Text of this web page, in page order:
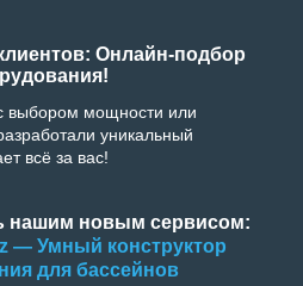
Онлайн-подбор
мощности или
уникальный
всё за вас!
нашим новым сервисом:
— Умный конструктор
для бассейнов